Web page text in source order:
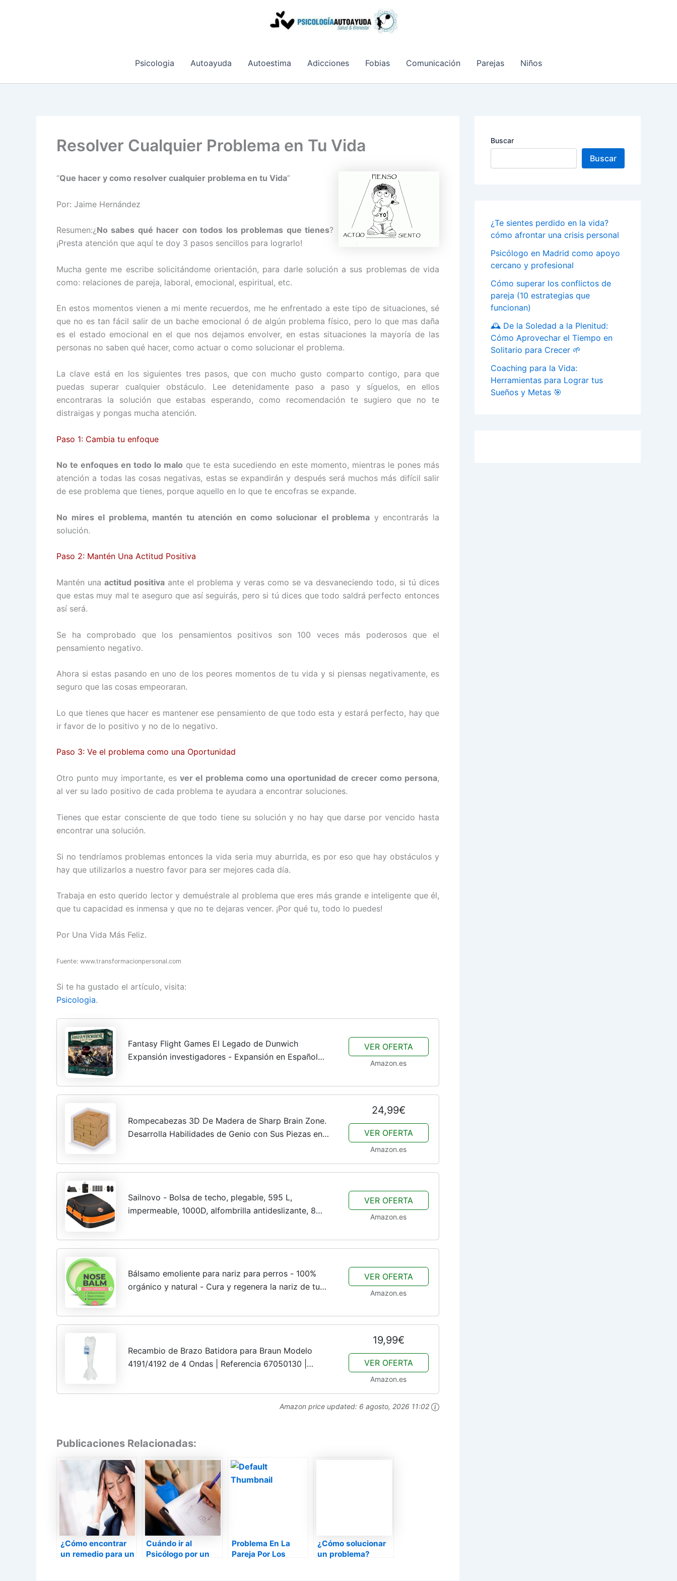
Psicologia Autoayuda Autoestima Adicciones Fobias Comunicación Parejas Niños
Resolver Cualquier Problema en Tu Vida
“Que hacer y como resolver cualquier problema en tu Vida”
Por: Jaime Hernández
Resumen:¿No sabes qué hacer con todos los problemas que tienes?
¡Presta atención que aquí te doy 3 pasos sencillos para lograrlo!
Mucha gente me escribe solicitándome orientación, para darle solución a sus problemas de vida
como: relaciones de pareja, laboral, emocional, espiritual, etc.
En estos momentos vienen a mi mente recuerdos, me he enfrentado a este tipo de situaciones, sé
que no es tan fácil salir de un bache emocional ó de algún problema físico, pero lo que mas daña
es el estado emocional en el que nos dejamos envolver, en estas situaciones la mayoría de las
personas no saben qué hacer, como actuar o como solucionar el problema.
La clave está en los siguientes tres pasos, que con mucho gusto comparto contigo, para que
puedas superar cualquier obstáculo. Lee detenidamente paso a paso y síguelos, en ellos
encontraras la solución que estabas esperando, como recomendación te sugiero que no te
distraigas y pongas mucha atención.
Paso 1: Cambia tu enfoque
No te enfoques en todo lo malo que te esta sucediendo en este momento, mientras le pones más
atención a todas las cosas negativas, estas se expandirán y después será muchos más difícil salir
de ese problema que tienes, porque aquello en lo que te encofras se expande.
No mires el problema, mantén tu atención en como solucionar el problema y encontrarás la
solución.
Paso 2: Mantén Una Actitud Positiva
Mantén una actitud positiva ante el problema y veras como se va desvaneciendo todo, si tú dices
que estas muy mal te aseguro que así seguirás, pero si tú dices que todo saldrá perfecto entonces
así será.
Se ha comprobado que los pensamientos positivos son 100 veces más poderosos que el
pensamiento negativo.
Ahora si estas pasando en uno de los peores momentos de tu vida y si piensas negativamente, es
seguro que las cosas empeoraran.
Lo que tienes que hacer es mantener ese pensamiento de que todo esta y estará perfecto, hay que
ir favor de lo positivo y no de lo negativo.
Paso 3: Ve el problema como una Oportunidad
Otro punto muy importante, esver el problema como una oportunidad de crecer como persona,
al ver su lado positivo de cada problema te ayudara a encontrar soluciones.
Tienes que estar consciente de que todo tiene su solución y no hay que darse por vencido hasta
encontrar una solución.
Si no tendríamos problemas entonces la vida seria muy aburrida, es por eso que hay obstáculos y
hay que utilizarlos a nuestro favor para ser mejores cada día.
Trabaja en esto querido lector y demuéstrale al problema que eres más grande e inteligente que él,
que tu capacidad es inmensa y que no te dejaras vencer. ¡Por qué tu, todo lo puedes!
Por Una Vida Más Feliz.
Fuente: www.transformacionpersonal.com
Si te ha gustado el artículo, visita:
Psicologia.
Fantasy Flight Games El Legado de Dunwich
Expansión investigadores - Expansión en Español
VER OFERTA
Amazon.es
Rompecabezas 3D De Madera de Sharp Brain Zone.
Desarrolla Habilidades de Genio con Sus Piezas en
24,99€
VER OFERTA
Amazon.es
Sailnovo - Bolsa de techo, plegable, 595 L,
impermeable, 1000D, alfombrilla antideslizante, 8
VER OFERTA
Amazon.es
Bálsamo emoliente para nariz para perros - 100%
orgánico y natural - Cura y regenera la nariz de tu
VER OFERTA
Amazon.es
Recambio de Brazo Batidora para Braun Modelo
4191/4192 de 4 Ondas | Referencia 67050130 |
19,99€
VER OFERTA
Amazon.es
Amazon price updated: 6 agosto, 2026 11:02
Publicaciones Relacionadas:
¿Cómo encontrar
un remedio para un
Cuándo ir al
Psicólogo por un
Problema En La
Pareja Por Los
¿Cómo solucionar
un problema?
Buscar
Buscar
¿Te sientes perdido en la vida?
cómo afrontar una crisis personal
Psicólogo en Madrid como apoyo
cercano y profesional
Cómo superar los conflictos de
pareja (10 estrategias que
funcionan)
🕰️ De la Soledad a la Plenitud:
Cómo Aprovechar el Tiempo en
Solitario para Crecer 🌱
Coaching para la Vida:
Herramientas para Lograr tus
Sueños y Metas 🎯